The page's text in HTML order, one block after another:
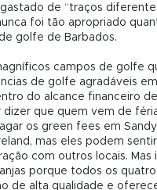
de “traços
foi tão apropriado
golfe de Barbados.
campos de golfe
de golfe agradáveis
do alcance financeiro
dizer que quem vem de
os green fees em
mas eles podem
com outros locais. Mas
porque todos os
de alta qualidade e